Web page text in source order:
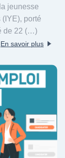
jeunesse
porté
de 22 (…)
En savoir plus